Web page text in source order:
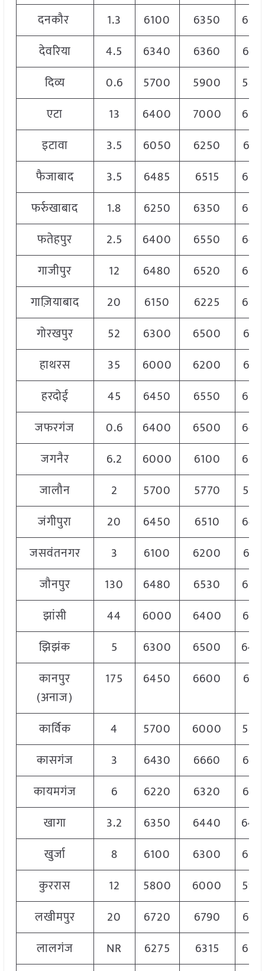
दनकौर
1.3 6100 6350
देवरिया
4.5 6340 6360
दिव्य
0.6 5700 5900
एटा
13 6400 7000
इटावा
3.5 6050 6250
फैजाबाद
3.5 6485 6515
फर्रुखाबाद
1.8 6250 6350
फतेहपुर
2.5 6400 6550
गाजीपुर
12 6480 6520
गाज़ियाबाद
20 6150 6225
गोरखपुर
52 6300 6500
हाथरस
35 6000 6200
हरदोई
45 6450 6550
जफरगंज
0.6 6400 6500
जगनैर
6.2 6000 6100
जालौन
2 5700 5770
जंगीपुरा
20 6450 6510
जसवंतनगर
3 6100 6200
जौनपुर
130 6480 6530
झांसी
44 6000 6400
झिझंक
5 6300 6500
कानपुर
(अनाज)
175 6450 6600
कार्विक 4 5700 6000
कासगंज
3 6430 6660
कायमगंज
6 6220 6320
खागा
3.2 6350 6440
खुर्जा
8 6100 6300
कुररास
12 5800 6000
लखीमपुर
20 6720 6790
लालगंज
NR 6275 6315